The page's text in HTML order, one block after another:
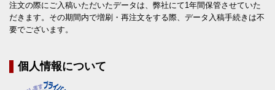
注文の際にご入稿いただいたデータは、弊社にて1年間保管させていた
だきます。その期間内で増刷・再注文をする際、データ入稿手続きは不
要でございます。
個人情報について